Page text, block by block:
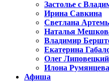
Застолье с
Ирина Савкина
Светлана
Наталья
Владимир
Екатерина
Олег Липовецкий
Илона Румянцева
Афиша